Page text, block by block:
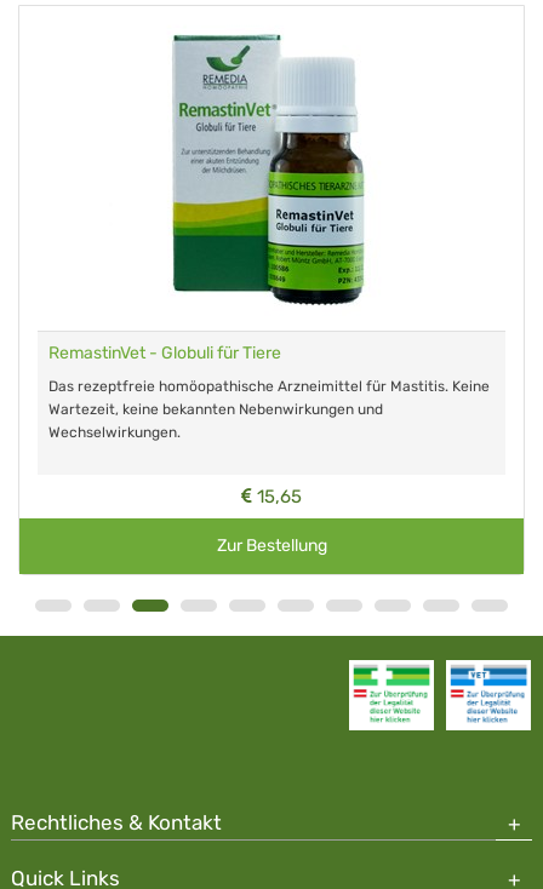
RemastinVet - Globuli für Tiere
Das rezeptfreie homöopathische Arzneimittel für Mastitis. Keine
Wartezeit, keine bekannten Nebenwirkungen und
Wechselwirkungen.
15,65
Zur Bestellung
Rechtliches & Kontakt
Quick Links